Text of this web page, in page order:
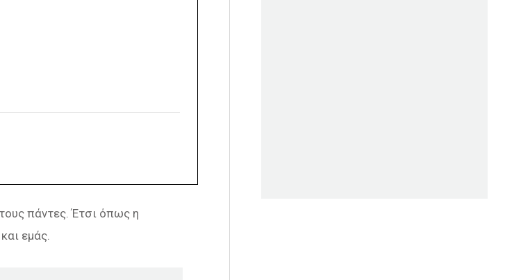
πάντες. Έτσι όπως η
εμάς.